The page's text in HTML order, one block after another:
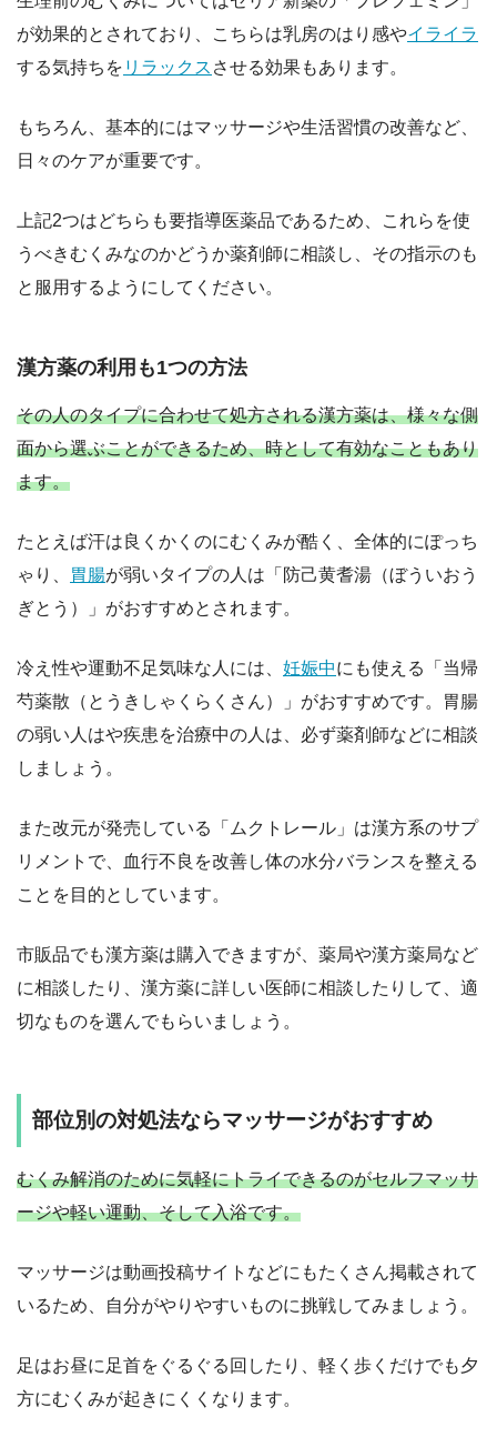
が効果的とされており、こちらは乳房のはり感やイライラ
する気持ちを リラックス させる効果もあります。
もちろん、基本的にはマッサージや生活習慣の改善など、
日々のケアが重要です。
上記2つはどちらも要指導医薬品であるため、これらを使
うべきむくみなのかどうか薬剤師に相談し、その指示のも
と服用するようにしてください。
漢方薬の利用も1つの方法
その人のタイプに合わせて処方される漢方薬は、様々な側
面から選ぶことができるため、時として有効なこともあり
ます。
たとえば汗は良くかくのにむくみが酷く、全体的にぽっち
ゃり、
胃腸が弱いタイプの人は「防己黄耆湯（ぼういおう
ぎとう）」がおすすめとされます。
冷え性や運動不足気味な人には、 妊娠中にも使える「当帰
芍薬散（とうきしゃくらくさん）」がおすすめです。胃腸
の弱い人はや疾患を治療中の人は、必ず薬剤師などに相談
しましょう。
また改元が発売している「ムクトレール」は漢方系のサプ
リメントで、血行不良を改善し体の水分バランスを整える
ことを目的としています。
市販品でも漢方薬は購入できますが、薬局や漢方薬局など
に相談したり、漢方薬に詳しい医師に相談したりして、適
切なものを選んでもらいましょう。
部位別の対処法ならマッサージがおすすめ
むくみ解消のために気軽にトライできるのがセルフマッサ
ージや軽い運動、そして入浴です。
マッサージは動画投稿サイトなどにもたくさん掲載されて
いるため、自分がやりやすいものに挑戦してみましょう。
足はお昼に足首をぐるぐる回したり、軽く歩くだけでも夕
方にむくみが起きにくくなります。